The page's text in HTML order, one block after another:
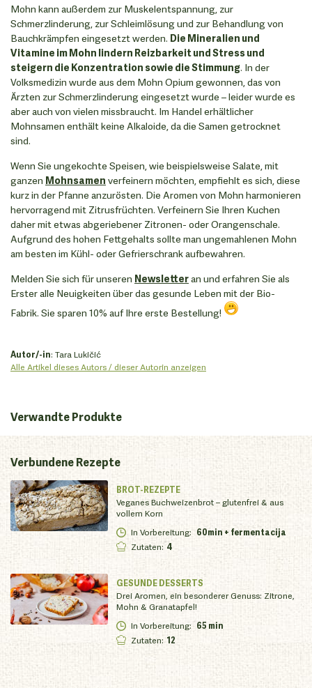
Mohn kann außerdem zur Muskelentspannung, zur
Schmerzlinderung, zur Schleimlösung und zur Behandlung von
Bauchkrämpfen eingesetzt werden. Die Mineralien und
Vitamine im Mohn lindern Reizbarkeit und Stress und
steigern die Konzentration sowie die Stimmung. In der
Volksmedizin wurde aus dem Mohn Opium gewonnen, das von
Ärzten zur Schmerzlinderung eingesetzt wurde – leider wurde es
aber auch von vielen missbraucht. Im Handel erhältlicher
Mohnsamen enthält keine Alkaloide, da die Samen getrocknet
sind.
Wenn Sie ungekochte Speisen, wie beispielsweise Salate, mit
ganzen Mohnsamen verfeinern möchten, empfiehlt es sich, diese
kurz in der Pfanne anzurösten. Die Aromen von Mohn harmonieren
hervorragend mit Zitrusfrüchten. Verfeinern Sie Ihren Kuchen
daher mit etwas abgeriebener Zitronen- oder Orangenschale.
Aufgrund des hohen Fettgehalts sollte man ungemahlenen Mohn
am besten im Kühl- oder Gefrierschrank aufbewahren.
Melden Sie sich für unseren Newsletteran und erfahren Sie als
Erster alle Neuigkeiten über das gesunde Leben mit der Bio-
Fabrik. Sie sparen 10% auf Ihre erste Bestellung!
Autor/-in: Tara Lukičić
Alle Artikel dieses Autors / dieser Autorin anzeigen
Verwandte Produkte
VerbundeneRezepte
BROT-REZEPTE
Veganes Buchweizenbrot – glutenfrei & aus
vollem Korn
In Vorbereitung: 60min + fermentacija
Zutaten: 4
GESUNDE DESSERTS
Drei Aromen, ein besonderer Genuss: Zitrone,
Mohn & Granatapfel!
In Vorbereitung: 65 min
Zutaten: 12